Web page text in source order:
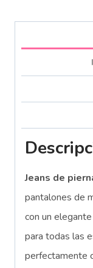
Jeans de
pantalones de
con un
para todas las
perfectamente